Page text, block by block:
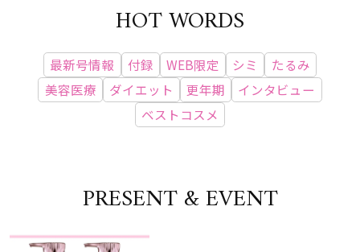
HOT WORDS
最新号情報 付録 WEB限定 シミ
たるみ
美容医療
ダイエット 更年期
インタビュー
ベストコスメ
PRESENT & EVENT